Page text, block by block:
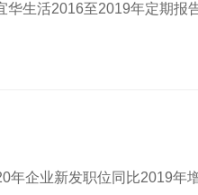
华生活2016至2019年定期报
年企业新发职位同比2019年